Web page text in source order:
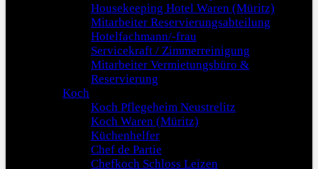
Housekeeping Hotel Waren (Müritz)
Mitarbeiter Reservierungsabteilung
Hotelfachmann/-frau
Servicekraft / Zimmerreinigung
Mitarbeiter Vermietungsbüro &
Reservierung
Koch
Koch Pflegeheim Neustrelitz
Koch Waren (Müritz)
Küchenhelfer
Chef de Partie
Chefkoch Schloss Leizen